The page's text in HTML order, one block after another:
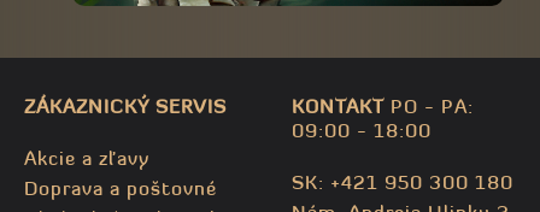
ZÁKAZNICKÝ SERVIS
Akcie a zľavy
Doprava a poštovné
KONTAKTPO - PA:
09:00 - 18:00
SK: +421 950 300 180